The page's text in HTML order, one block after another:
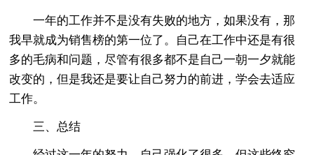
一年的工作并不是没有失败的地方，如果没有，那
我早就成为销售榜的第一位了。自己在工作中还是有很
多的毛病和问题，尽管有很多都不是自己一朝一夕就能
改变的，但是我还是要让自己努力的前进，学会去适应
工作。
三、总结